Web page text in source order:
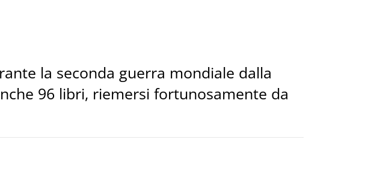
la seconda guerra mondiale dalla
96 libri, riemersi fortunosamente da